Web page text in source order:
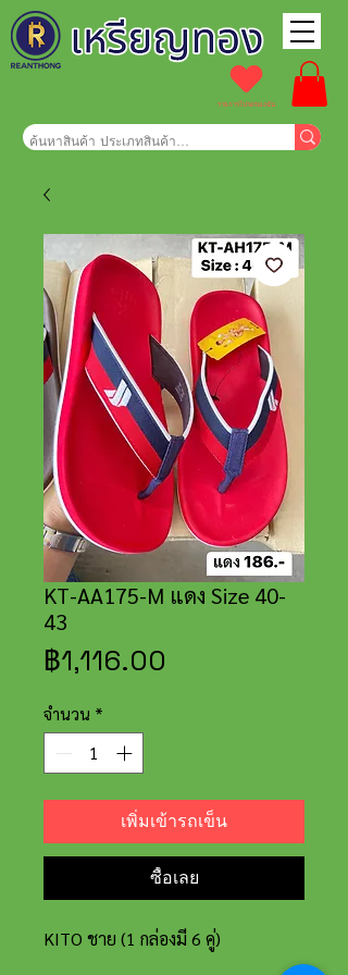
รายการโปรดของฉัน
KT-AA175-M แดง Size 40-
43
฿1,116.00
จำนวน *
เพิ่มเข้ารถเข็น
ซื้อเลย
KITO ชาย (1 กล่องมี 6 คู่)